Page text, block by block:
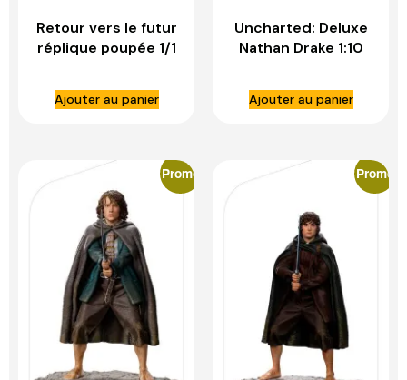
Retour vers le futur
réplique poupée 1/1
DOCTOR
COLLECTOR
Ajouter au panier
Uncharted: Deluxe
Nathan Drake 1:10
STUDIOS
Ajouter au panier
Promo Promo